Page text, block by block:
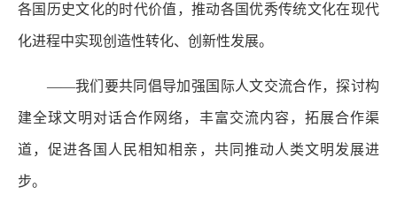
各国历史文化的时代价值，推动各国优秀传统文化在现代
化进程中实现创造性转化、创新性发展。
——我们要共同倡导加强国际人文交流合作，探讨构
建全球文明对话合作网络，丰富交流内容，拓展合作渠
道，促进各国人民相知相亲，共同推动人类文明发展进
步。